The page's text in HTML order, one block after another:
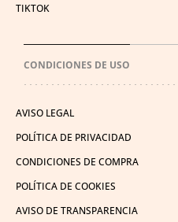
TIKTOK
CONDICIONES DE USO
AVISO LEGAL
POLÍTICA DE PRIVACIDAD
CONDICIONES DE COMPRA
POLÍTICA DE COOKIES
AVISO DE TRANSPARENCIA